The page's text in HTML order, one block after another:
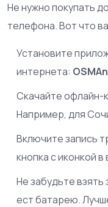
Не нужно покупать
телефона. Вот что
Установите
интернета:
Скачайте офлайн-
Например, для
Включите запись
кнопка с иконкой
Не забудьте
ест батарею.